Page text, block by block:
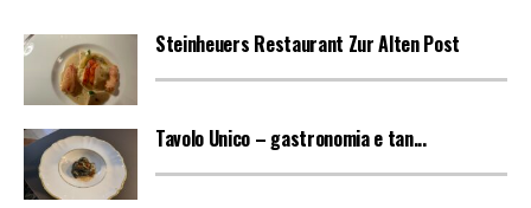
Steinheuers Restaurant Zur Alten Post
Tavolo Unico – gastronomia e tan...